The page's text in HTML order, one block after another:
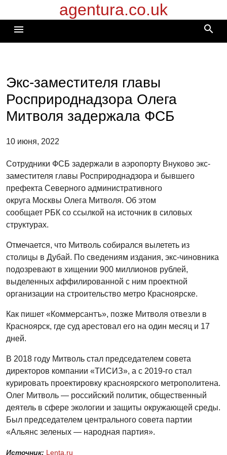
к
содержимому
agentura.co.uk
menu search
Экс-заместителя главы
Росприроднадзора Олега
Митволя задержала ФСБ
10 июня, 2022
Сотрудники ФСБ задержали в аэропорту Внуково экс-
заместителя главы Росприроднадзора и бывшего
префекта Северного административного
округа Москвы Олега Митволя. Об этом
сообщает РБК со ссылкой на источник в силовых
структурах.
Отмечается, что Митволь собирался вылететь из
столицы в Дубай. По сведениям издания, экс-чиновника
подозревают в хищении 900 миллионов рублей,
выделенных аффилированной с ним проектной
организации на строительство метро Красноярске.
Как пишет «Коммерсантъ», позже Митволя отвезли в
Красноярск, где суд арестовал его на один месяц и 17
дней.
В 2018 году Митволь стал председателем совета
директоров компании «ТИСИЗ», а с 2019-го стал
курировать проектировку красноярского метрополитена.
Олег Митволь — российский политик, общественный
деятель в сфере экологии и защиты окружающей среды.
Был председателем центрального совета партии
«Альянс зеленых — народная партия».
Источник: Lenta.ru